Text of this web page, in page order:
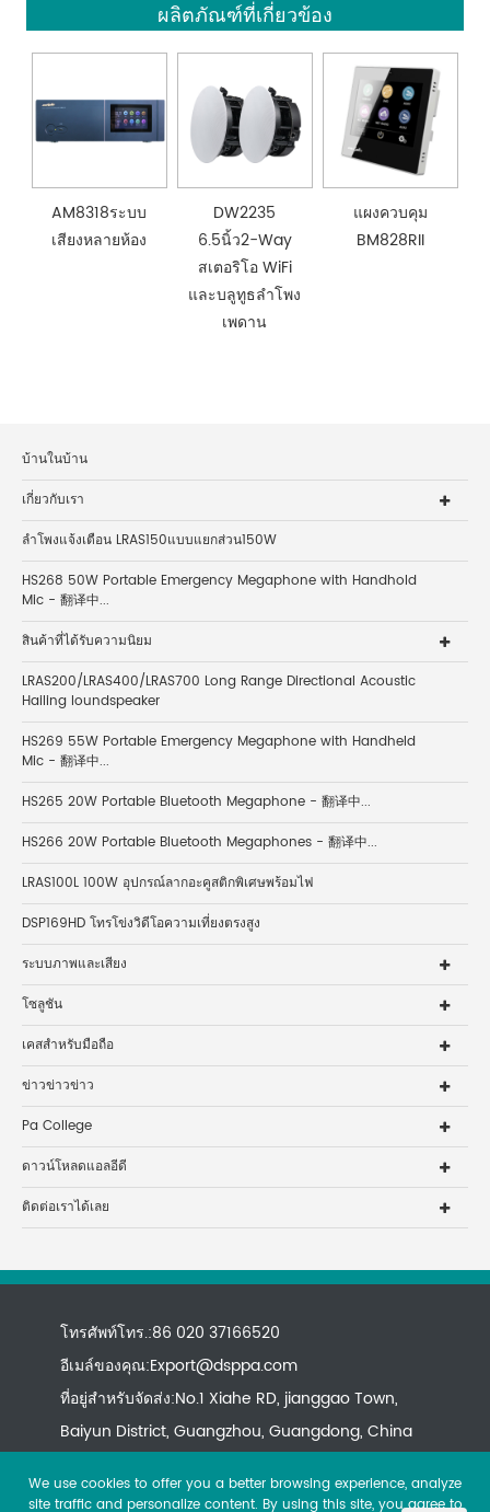
ผลิตภัณฑ์ที่เกี่ยวข้อง
AM8318ระบบ
เสียงหลายห้อง
DW2235
6.5นิ้ว2-Way
สเตอริโอ WiFi
และบลูทูธลำโพง
เพดาน
แผงควบคุม
BM828RII
บ้านในบ้าน
เกี่ยวกับเรา
ลำโพงแจ้งเตือน LRAS150แบบแยกส่วน150W
HS268 50W Portable Emergency Megaphone with Handhold
Mic - 翻译中...
สินค้าที่ได้รับความนิยม
LRAS200/LRAS400/LRAS700 Long Range Directional Acoustic
Hailing loundspeaker
HS269 55W Portable Emergency Megaphone with Handheld
Mic - 翻译中...
HS265 20W Portable Bluetooth Megaphone - 翻译中...
HS266 20W Portable Bluetooth Megaphones - 翻译中...
LRAS100L 100W อุปกรณ์ลากอะคูสติกพิเศษพร้อมไฟ
DSP169HD โทรโข่งวิดีโอความเที่ยงตรงสูง
ระบบภาพและเสียง
โซลูชัน
เคสสำหรับมือถือ
ข่าวข่าวข่าว
Pa College
ดาวน์โหลดแอลอีดี
ติดต่อเราได้เลย
โทรศัพท์โทร.:86 020 37166520
อีเมล์ของคุณ:Export@dsppa.com
ที่อยู่สำหรับจัดส่ง:No.1 Xiahe RD, jianggao Town,
Baiyun District, Guangzhou, Guangdong, China
We use cookies to offer you a better browsing experience, analyze
site traffic and personalize content. By using this site, you agree to